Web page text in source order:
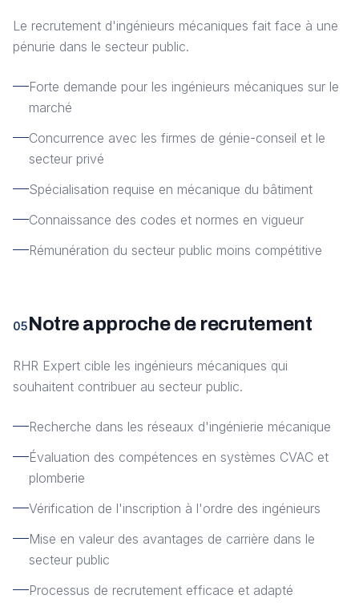
Le recrutement d'ingénieurs mécaniques fait face à une
pénurie dans le secteur public.
Forte demande pour les ingénieurs mécaniques sur le
marché
Concurrence avec les firmes de génie-conseil et le
secteur privé
Spécialisation requise en mécanique du bâtiment
Connaissance des codes et normes en vigueur
Rémunération du secteur public moins compétitive
05Notre approche de recrutement
RHR Expert cible les ingénieurs mécaniques qui
souhaitent contribuer au secteur public.
Recherche dans les réseaux d'ingénierie mécanique
Évaluation des compétences en systèmes CVAC et
plomberie
Vérification de l'inscription à l'ordre des ingénieurs
Mise en valeur des avantages de carrière dans le
secteur public
Processus de recrutement efficace et adapté